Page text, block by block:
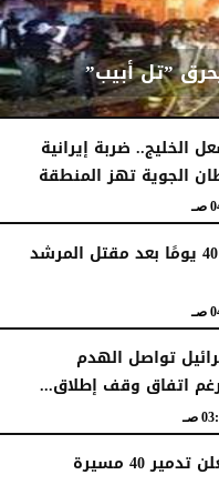
”تل أبيب”
الخليج.. ضربة إيرانية
الجوية تهز المنطقة
إيران تعلن الحداد 40 يومًا بعد مقتل المرشد
تواصل الهدم
اتفاق وقف إطلاق...
صـ
الجيش الروسي يعلن تدمير 40 مسيرة